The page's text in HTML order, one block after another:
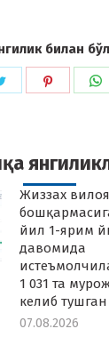
билан
Share
Share
Жиззах
йил 1-ярим
давомида
1 031 та
келиб тушган
07.08.2026